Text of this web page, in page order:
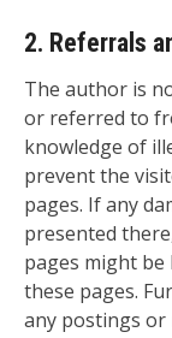
2. Referrals
The author is
or referred to
knowledge of
prevent the
pages. If any
presented
pages might
these pages.
any postings or